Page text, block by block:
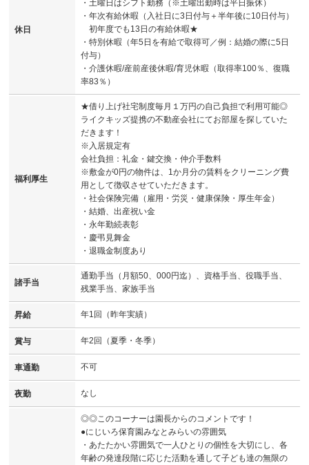
休日
・土曜日はシフト勤務（※土曜出勤時は平日振休）
・年次有給休暇（入社日に3日付与＋半年後に10日付与）
初年度でも13日の有給休暇★
・特別休暇（年5日を有給で取得可／例：結婚の際に5日
付与）
・介護休暇/産前産後休暇/育児休暇（取得率100％、復職
率83％）
福利厚生
★借り上げ社宅制度毎月１万円の自己負担で利用可能◎
ライクキッズ提携の不動産会社にてお部屋を探していた
だきます！
※入居規定有
会社負担：礼金・鍵交換・仲介手数料
※敷金が0円の物件は、1か月分の賃料をクリーニング費
用として徴収させていただきます。
・社会保険完備（雇用・労災・健康保険・厚生年金）
・結婚、出産祝い金
・永年勤続表彰
・慶弔見舞金
・退職金制度あり
諸手当
通勤手当（月額50、000円迄）、資格手当、役職手当、
残業手当、家族手当
昇給 年1回（昨年実績）
賞与 年2回（夏季・冬季）
車通勤 不可
夜勤 なし
◎◎このコーナーは園長からのコメントです！
●にじいろ保育園みなとみらいの雰囲気
・あたたかい雰囲気で一人ひとりの個性を大切にし、各
年齢の発達段階に応じた活動を通して子ども達の無限の